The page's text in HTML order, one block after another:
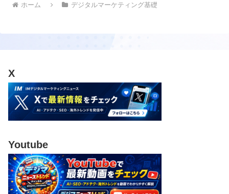
ホーム デジタルマーケティング基礎
X
Youtube